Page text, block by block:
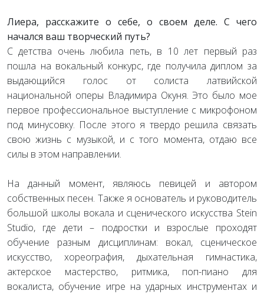
Лиера, расскажите о себе, о своем деле. С чего
начался ваш творческий путь?
С детства очень любила петь, в 10 лет первый раз
пошла на вокальный конкурс, где получила диплом за
выдающийся голос от солиста латвийской
национальной оперы Владимира Окуня. Это было мое
первое профессиональное выступление с микрофоном
под минусовку. После этого я твердо решила связать
свою жизнь с музыкой, и с того момента, отдаю все
силы в этом направлении.
На данный момент, являюсь певицей и автором
собственных песен. Также я основатель и руководитель
большой школы вокала и сценического искусства Stein
Studio, где дети – подростки и взрослые проходят
обучение разным дисциплинам: вокал, сценическое
искусство, хореография, дыхательная гимнастика,
актерское мастерство, ритмика, поп-пиано для
вокалиста, обучение игре на ударных инструментах и